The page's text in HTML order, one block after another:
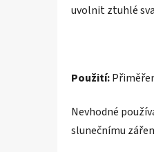
uvolnit ztuhlé
Použití:
Nevhodné
slunečnímu